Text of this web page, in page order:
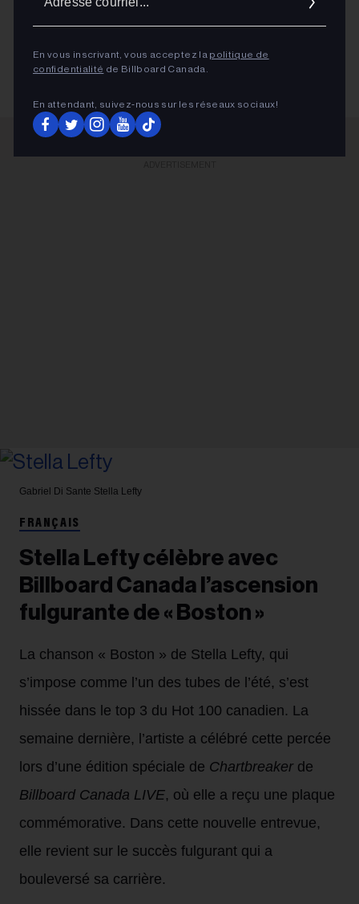
BAD BUNNY
En vous inscrivant, vous acceptez la politique de
confidentialité de Billboard Canada.
En attendant, suivez‑nous sur les réseaux sociaux!
Gabriel Di Sante Stella Lefty
FRANÇAIS
Stella Lefty célèbre avec
Billboard Canada l’ascension
fulgurante de « Boston »
La chanson « Boston » de Stella Lefty, qui
s’impose comme l’un des tubes de l’été, s’est
hissée dans le top 3 du Hot 100 canadien. La
semaine dernière, l’artiste a célébré cette percée
lors d’une édition spéciale de Chartbreaker de
Billboard Canada LIVE, où elle a reçu une plaque
commémorative. Dans cette nouvelle entrevue,
elle revient sur le succès fulgurant qui a
bouleversé sa carrière.